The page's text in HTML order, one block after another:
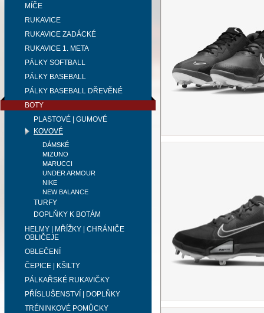
MÍČE
RUKAVICE
RUKAVICE ZADÁCKÉ
RUKAVICE 1. META
PÁLKY SOFTBALL
PÁLKY BASEBALL
PÁLKY BASEBALL DŘEVĚNÉ
BOTY
PLASTOVÉ | GUMOVÉ
KOVOVÉ
DÁMSKÉ
MIZUNO
MARUCCI
UNDER ARMOUR
NIKE
NEW BALANCE
TURFY
DOPLŇKY K BOTÁM
HELMY | MŘÍŽKY | CHRÁNIČE
OBLIČEJE
OBLEČENÍ
ČEPICE | KŠILTY
PÁLKAŘSKÉ RUKAVIČKY
PŘÍSLUŠENSTVÍ | DOPLŇKY
TRÉNINKOVÉ POMŮCKY